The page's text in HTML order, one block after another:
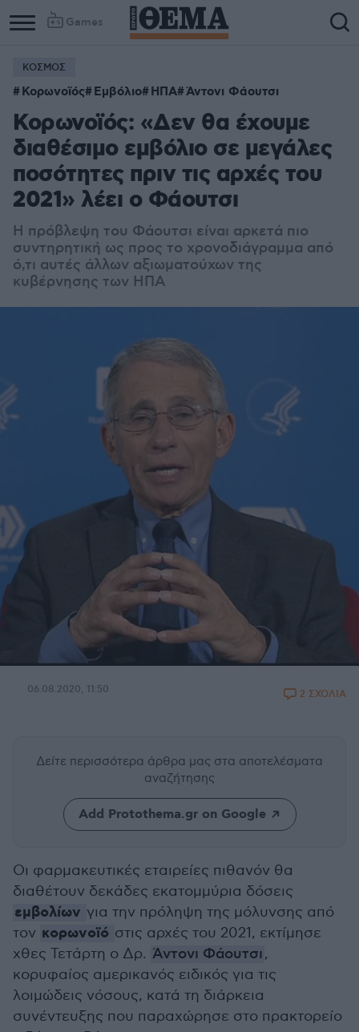
Games
Column
1
Column
2
ΚΟΣΜΟΣ
Κορωνοϊός Εμβόλιο ΗΠΑ Άντονι Φάουτσι
Κορωνοϊός: «Δεν θα έχουμε
διαθέσιμο εμβόλιο σε μεγάλες
ποσότητες πριν τις αρχές του
2021» λέει ο Φάουτσι
Η πρόβλεψη του Φάουτσι είναι αρκετά πιο
συντηρητική ως προς το χρονοδιάγραμμα από
ό,τι αυτές άλλων αξιωματούχων της
κυβέρνησης των ΗΠΑ
06.08.2020, 11:50 2 ΣΧΟΛΙΑ
Δείτε περισσότερα άρθρα μας στα αποτελέσματα
αναζήτησης
Add Protothema.gr on Google
Οι φαρμακευτικές εταιρείες πιθανόν θα
διαθέτουν δεκάδες εκατομμύρια δόσεις
εμβολίων για την πρόληψη της μόλυνσης από
τον κορωνοϊό στις αρχές του 2021, εκτίμησε
χθες Τετάρτη ο Δρ. Άντονι Φάουτσι,
κορυφαίος αμερικανός ειδικός για τις
λοιμώδεις νόσους, κατά τη διάρκεια
συνέντευξης που παραχώρησε στο πρακτορείο